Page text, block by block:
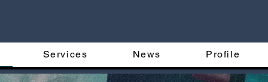
Services News Profile